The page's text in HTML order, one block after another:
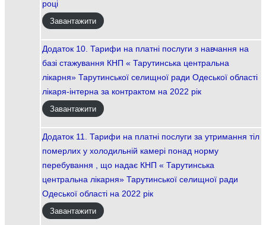
році
Завантажити
Додаток 10. Тарифи на платні послуги з навчання на
базі стажування КНП « Тарутинська центральна
лікарня» Тарутинської селищної ради Одеської області
лікаря-інтерна за контрактом на 2022 рік
Завантажити
Додаток 11. Тарифи на платні послуги за утримання тіл
померлих у холодильній камері понад норму
перебування , що надає КНП « Тарутинська
центральна лікарня» Тарутинської селищної ради
Одеської області на 2022 рік
Завантажити